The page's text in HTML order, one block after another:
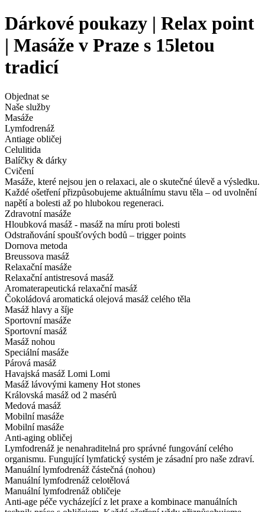
Dárkové poukazy | Relax point
| Masáže v Praze s 15letou
tradicí
Objednat se
Naše služby
Masáže
Lymfodrenáž
Antiage obličej
Celulitida
Balíčky & dárky
Cvičení
Masáže, které nejsou jen o relaxaci, ale o skutečné úlevě a výsledku.
Každé ošetření přizpůsobujeme aktuálnímu stavu těla – od uvolnění
napětí a bolesti až po hlubokou regeneraci.
Zdravotní masáže
Hloubková masáž - masáž na míru proti bolesti
Odstraňování spoušťových bodů – trigger points
Dornova metoda
Breussova masáž
Relaxační masáže
Relaxační antistresová masáž
Aromaterapeutická relaxační masáž
Čokoládová aromatická olejová masáž celého těla
Masáž hlavy a šíje
Sportovní masáže
Sportovní masáž
Masáž nohou
Speciální masáže
Párová masáž
Havajská masáž Lomi Lomi
Masáž lávovými kameny Hot stones
Královská masáž od 2 masérů
Medová masáž
Mobilní masáže
Mobilní masáže
Anti-aging obličej
Lymfodrenáž je nenahraditelná pro správné fungování celého
organismu. Fungující lymfatický systém je zásadní pro naše zdraví.
Manuální lymfodrenáž částečná (nohou)
Manuální lymfodrenáž celotělová
Manuální lymfodrenáž obličeje
Anti-age péče vycházející z let praxe a kombinace manuálních